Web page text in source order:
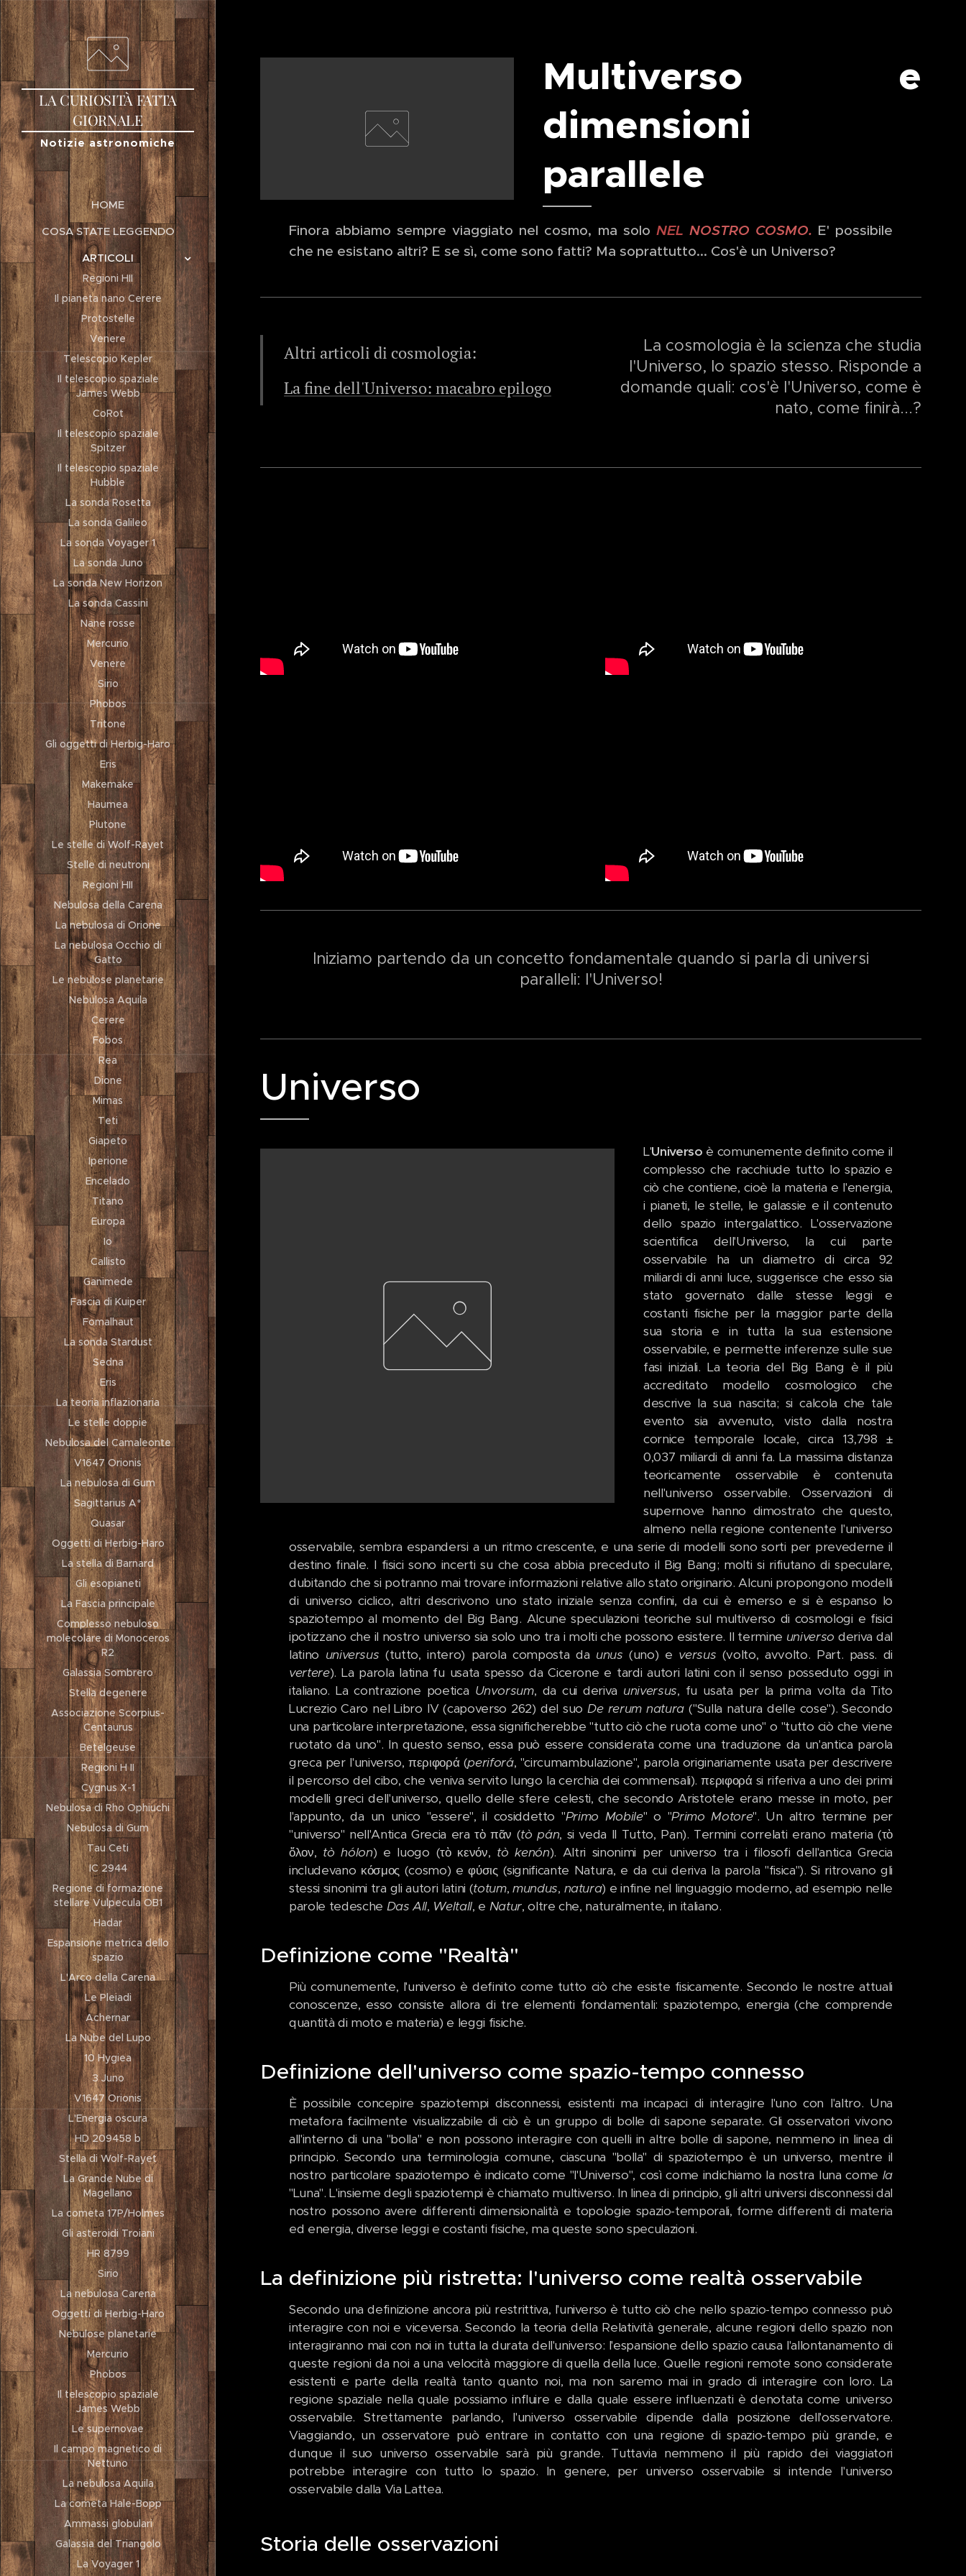
LA CURIOSITÀ FATTA
GIORNALE
Notizie astronomiche
HOME
COSA STATE LEGGENDO
ARTICOLI
Regioni HII
Il pianeta nano Cerere
Protostelle
Venere
Telescopio Kepler
Il telescopio spaziale
James Webb
CoRot
Il telescopio spaziale
Spitzer
Il telescopio spaziale
Hubble
La sonda Rosetta
La sonda Galileo
La sonda Voyager 1
La sonda Juno
La sonda New Horizon
La sonda Cassini
Nane rosse
Mercurio
Venere
Sirio
Phobos
Tritone
Gli oggetti di Herbig-Haro
Eris
Makemake
Haumea
Plutone
Le stelle di Wolf-Rayet
Stelle di neutroni
Regioni HII
Nebulosa della Carena
La nebulosa di Orione
La nebulosa Occhio di
Gatto
Le nebulose planetarie
Nebulosa Aquila
Cerere
Fobos
Rea
Dione
Mimas
Teti
Giapeto
Iperione
Encelado
Titano
Europa
Io
Callisto
Ganimede
Fascia di Kuiper
Fomalhaut
La sonda Stardust
Sedna
Eris
La teoria inflazionaria
Le stelle doppie
Nebulosa del Camaleonte
V1647 Orionis
La nebulosa di Gum
Sagittarius A*
Quasar
Oggetti di Herbig-Haro
La stella di Barnard
Gli esopianeti
La Fascia principale
Complesso nebuloso
molecolare di Monoceros
R2
Galassia Sombrero
Stella degenere
Associazione Scorpius-
Centaurus
Betelgeuse
Regioni H II
Cygnus X-1
Nebulosa di Rho Ophiuchi
Nebulosa di Gum
Tau Ceti
IC 2944
Regione di formazione
stellare Vulpecula OB1
Hadar
Espansione metrica dello
spazio
L'Arco della Carena
Le Pleiadi
Achernar
La Nube del Lupo
10 Hygiea
3 Juno
V1647 Orionis
L'Energia oscura
HD 209458 b
Stella di Wolf-Rayet
La Grande Nube di
Magellano
La cometa 17P/Holmes
Gli asteroidi Troiani
HR 8799
Sirio
La nebulosa Carena
Oggetti di Herbig-Haro
Nebulose planetarie
Mercurio
Phobos
Il telescopio spaziale
James Webb
Le supernovae
Il campo magnetico di
Nettuno
La nebulosa Aquila
La cometa Hale-Bopp
Ammassi globulari
Galassia del Triangolo
La Voyager 1
Multiverso e
dimensioni
parallele
Finora abbiamo sempre viaggiato nel cosmo, ma solo NEL NOSTRO COSMO. E' possibile
che ne esistano altri? E se sì, come sono fatti? Ma soprattutto... Cos'è un Universo?
Altri articoli di cosmologia:
La fine dell'Universo: macabro epilogo
La cosmologia è la scienza che studia
l'Universo, lo spazio stesso. Risponde a
domande quali: cos'è l'Universo, come è
nato, come finirà...?
Iniziamo partendo da un concetto fondamentale quando si parla di universi
paralleli: l'Universo!
Universo
L'Universo è comunemente definito come il
complesso che racchiude tutto lo spazio e
ciò che contiene, cioè la materia e l'energia,
i pianeti, le stelle, le galassie e il contenuto
dello spazio intergalattico. L'osservazione
scientifica dell'Universo, la cui parte
osservabile ha un diametro di circa 92
miliardi di anni luce, suggerisce che esso sia
stato governato dalle stesse leggi e
costanti fisiche per la maggior parte della
sua storia e in tutta la sua estensione
osservabile, e permette inferenze sulle sue
fasi iniziali. La teoria del Big Bang è il più
accreditato modello cosmologico che
descrive la sua nascita; si calcola che tale
evento sia avvenuto, visto dalla nostra
cornice temporale locale, circa 13,798 ±
0,037 miliardi di anni fa. La massima distanza
teoricamente osservabile è contenuta
nell'universo osservabile. Osservazioni di
supernove hanno dimostrato che questo,
almeno nella regione contenente l'universo
osservabile, sembra espandersi a un ritmo crescente, e una serie di modelli sono sorti per prevederne il
destino finale. I fisici sono incerti su che cosa abbia preceduto il Big Bang; molti si rifiutano di speculare,
dubitando che si potranno mai trovare informazioni relative allo stato originario. Alcuni propongono modelli
di universo ciclico, altri descrivono uno stato iniziale senza confini, da cui è emerso e si è espanso lo
spaziotempo al momento del Big Bang. Alcune speculazioni teoriche sul multiverso di cosmologi e fisici
ipotizzano che il nostro universo sia solo uno tra i molti che possono esistere. Il termine universo deriva dal
latino universus (tutto, intero) parola composta da unus (uno) e versus (volto, avvolto. Part. pass. di
vertere). La parola latina fu usata spesso da Cicerone e tardi autori latini con il senso posseduto oggi in
italiano. La contrazione poetica Unvorsum, da cui deriva universus, fu usata per la prima volta da Tito
Lucrezio Caro nel Libro IV (capoverso 262) del suoDe rerum natura ("Sulla natura delle cose"). Secondo
una particolare interpretazione, essa significherebbe "tutto ciò che ruota come uno" o "tutto ciò che viene
ruotato da uno". In questo senso, essa può essere considerata come una traduzione da un'antica parola
greca per l'universo, περιφορά (periforá, "circumambulazione", parola originariamente usata per descrivere
il percorso del cibo, che veniva servito lungo la cerchia dei commensali). περιφορά si riferiva a uno dei primi
modelli greci dell'universo, quello delle sfere celesti, che secondo Aristotele erano messe in moto, per
l'appunto, da un unico "essere", il cosiddetto "Primo Mobile" o "Primo Motore". Un altro termine per
"universo" nell'Antica Grecia era τὸ πᾶν (tò pán, si veda Il Tutto, Pan). Termini correlati erano materia (τὸ
ὅλον, tò hólon) e luogo (τὸ κενόν, tò kenón). Altri sinonimi per universo tra i filosofi dell'antica Grecia
includevano κόσμος (cosmo) e φύσις (significante Natura, e da cui deriva la parola "fisica"). Si ritrovano gli
stessi sinonimi tra gli autori latini (totum,mundus, natura) e infine nel linguaggio moderno, ad esempio nelle
parole tedesche Das All, Weltall, e Natur, oltre che, naturalmente, in italiano.
Definizione come "Realtà"
Più comunemente, l'universo è definito come tutto ciò che esiste fisicamente. Secondo le nostre attuali
conoscenze, esso consiste allora di tre elementi fondamentali: spaziotempo, energia (che comprende
quantità di moto e materia) e leggi fisiche.
Definizione dell'universo come spazio-tempo connesso
È possibile concepire spaziotempi disconnessi, esistenti ma incapaci di interagire l'uno con l'altro. Una
metafora facilmente visualizzabile di ciò è un gruppo di bolle di sapone separate. Gli osservatori vivono
all'interno di una "bolla" e non possono interagire con quelli in altre bolle di sapone, nemmeno in linea di
principio. Secondo una terminologia comune, ciascuna "bolla" di spaziotempo è un universo, mentre il
nostro particolare spaziotempo è indicato come "l'Universo", così come indichiamo la nostra luna come la
"Luna". L'insieme degli spaziotempi è chiamato multiverso. In linea di principio, gli altri universi disconnessi dal
nostro possono avere differenti dimensionalità e topologie spazio-temporali, forme differenti di materia
ed energia, diverse leggi e costanti fisiche, ma queste sono speculazioni.
La definizione più ristretta: l'universo come realtà osservabile
Secondo una definizione ancora più restrittiva, l'universo è tutto ciò che nello spazio-tempo connesso può
interagire con noi e viceversa. Secondo la teoria della Relatività generale, alcune regioni dello spazio non
interagiranno mai con noi in tutta la durata dell'universo: l'espansione dello spazio causa l'allontanamento di
queste regioni da noi a una velocità maggiore di quella della luce. Quelle regioni remote sono considerate
esistenti e parte della realtà tanto quanto noi, ma non saremo mai in grado di interagire con loro. La
regione spaziale nella quale possiamo influire e dalla quale essere influenzati è denotata come universo
osservabile. Strettamente parlando, l'universo osservabile dipende dalla posizione dell'osservatore.
Viaggiando, un osservatore può entrare in contatto con una regione di spazio-tempo più grande, e
dunque il suo universo osservabile sarà più grande. Tuttavia nemmeno il più rapido dei viaggiatori
potrebbe interagire con tutto lo spazio. In genere, per universo osservabile si intende l'universo
osservabile dalla Via Lattea.
Storia delle osservazioni